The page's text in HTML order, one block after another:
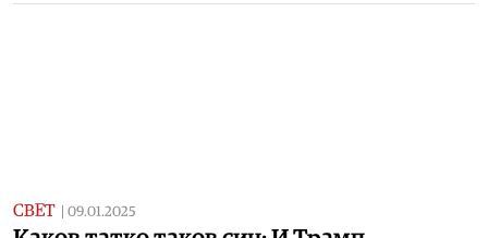
СВЕТ 09.01.2025